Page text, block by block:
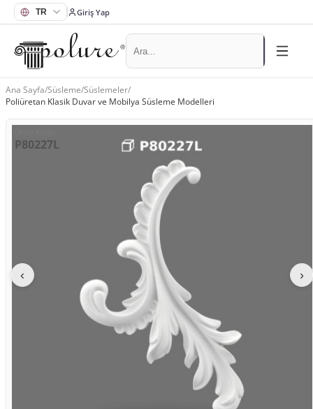
Giriş Yap
Ana Sayfa/Süsleme/Süslemeler/
Poliüretan Klasik Duvar ve Mobilya Süsleme Modelleri
P80227L
‹ ›